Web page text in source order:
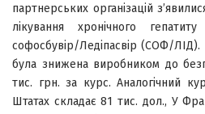
партнерських організацій
лікування хронічного
софосбувір/Ледіпасвір (СОФ/ЛІД).
була знижена виробником до
тис. грн. за курс. Аналогічний
Штатах складає 81 тис. дол., У